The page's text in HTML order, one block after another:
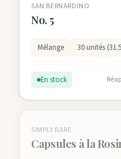
SAN BERNARDINO
No. 5
Mélange 30 unités
En stock
SIMPLY BARE
Capsules à la